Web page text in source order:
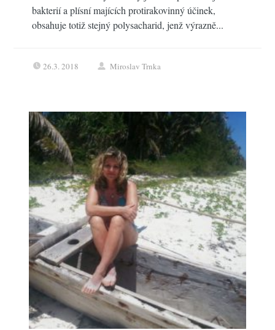
bakterií a plísní majících protirakovinný účinek,
obsahuje totiž stejný polysacharid, jenž výrazně...
26.3. 2018 Miroslav Trnka